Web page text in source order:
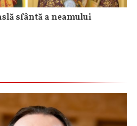
sfântă a neamului